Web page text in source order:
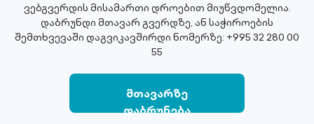
ვებგვერდის მისამართი დროებით მიუწვდომელია.
დაბრუნდი მთავარ გვერდზე, ან საჭიროების
შემთხვევაში დაგვიკავშირდი ნომერზე: +995 32 280 00
55
მთავარზე
დაბრუნება